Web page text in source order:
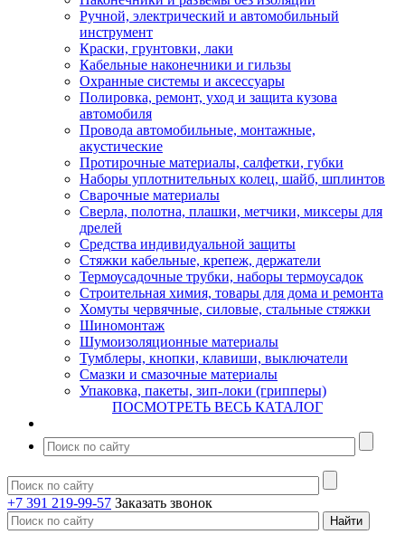
Ручной, электрический и автомобильный
инструмент
Краски, грунтовки, лаки
Кабельные наконечники и гильзы
Охранные системы и аксессуары
Полировка, ремонт, уход и защита кузова
автомобиля
Провода автомобильные, монтажные,
акустические
Протирочные материалы, салфетки, губки
Наборы уплотнительных колец, шайб, шплинтов
Сварочные материалы
Сверла, полотна, плашки, метчики, миксеры для
дрелей
Средства индивидуальной защиты
Стяжки кабельные, крепеж, держатели
Термоусадочные трубки, наборы термоусадок
Строительная химия, товары для дома и ремонта
Хомуты червячные, силовые, стальные стяжки
Шиномонтаж
Шумоизоляционные материалы
Тумблеры, кнопки, клавиши, выключатели
Смазки и смазочные материалы
Упаковка, пакеты, зип-локи (грипперы)
ПОСМОТРЕТЬ ВЕСЬ КАТАЛОГ
+7 391 219-99-57 Заказать звонок